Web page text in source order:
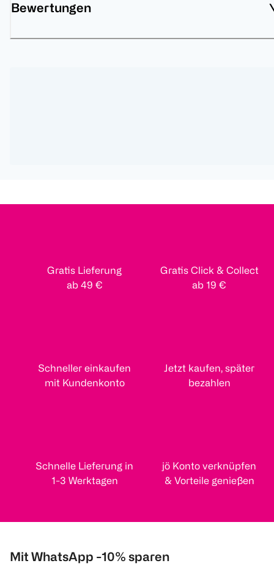
Bewertungen
Gratis Lieferung
ab 49 €
Gratis Click & Collect
ab 19 €
Schneller einkaufen
mit Kundenkonto
Jetzt kaufen, später
bezahlen
Schnelle Lieferung in
1-3 Werktagen
jö Konto verknüpfen
& Vorteile genießen
Mit WhatsApp -10% sparen